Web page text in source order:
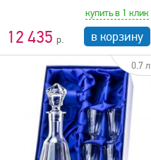
12 435
купить в 1 клик
в корзину
0.7 л